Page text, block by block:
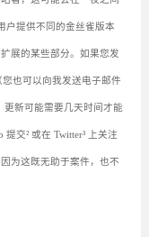
户提供不同的金丝雀版本
展的某些部分。如果您发
也可以向我发送电子邮件
更新可能需要几天时间才能
交² 或在 Twitter³ 上关注
为这既无助于案件，也不